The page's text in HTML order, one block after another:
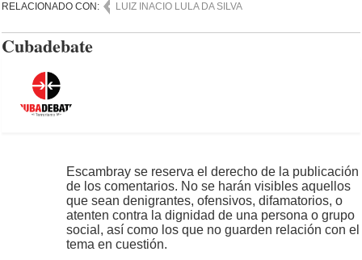
RELACIONADO CON: LUIZ INACIO LULA DA SILVA
Cubadebate
Escambray se reserva el derecho de la publicación
de los comentarios. No se harán visibles aquellos
que sean denigrantes, ofensivos, difamatorios, o
atenten contra la dignidad de una persona o grupo
social, así como los que no guarden relación con el
tema en cuestión.